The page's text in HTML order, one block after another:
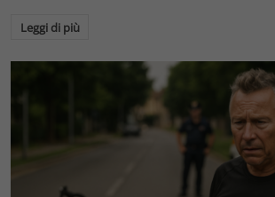
Leggi di più